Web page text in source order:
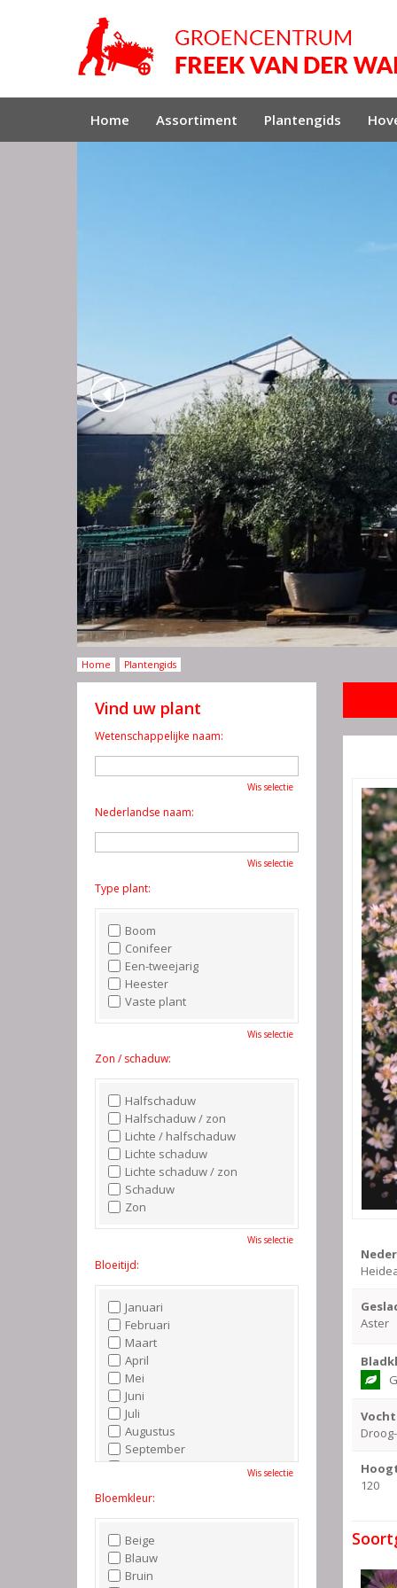
Home Plantengids
Home Assortiment Plantengids
Aster
120
Vind uw plant
Wetenschappelijke naam:
Wis selectie
Nederlandse naam:
Wis selectie
Type plant:
Boom
Conifeer
Een-tweejarig
Heester
Vaste plant
Wis selectie
Zon / schaduw:
Halfschaduw
Halfschaduw / zon
Lichte / halfschaduw
Lichte schaduw
Lichte schaduw / zon
Schaduw
Zon
Wis selectie
Bloeitijd:
Januari
Februari
Maart
April
Mei
Juni
Juli
Augustus
September
Oktober
December
Wis selectie
Bloemkleur:
Beige
Blauw
Bruin